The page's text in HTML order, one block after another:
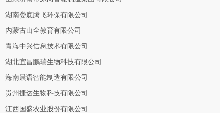
湖南娄底腾飞环保有限公司
内蒙古山全教育有限公司
青海中兴信息技术有限公司
湖北宜昌鹏瑞生物科技有限公司
海南晨语智能制造有限公司
贵州捷达生物科技有限公司
江西国盛农业股份有限公司